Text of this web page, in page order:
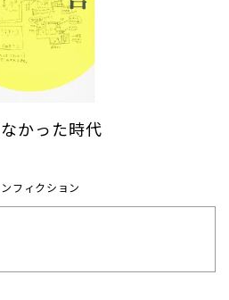
かった時代
フィクション